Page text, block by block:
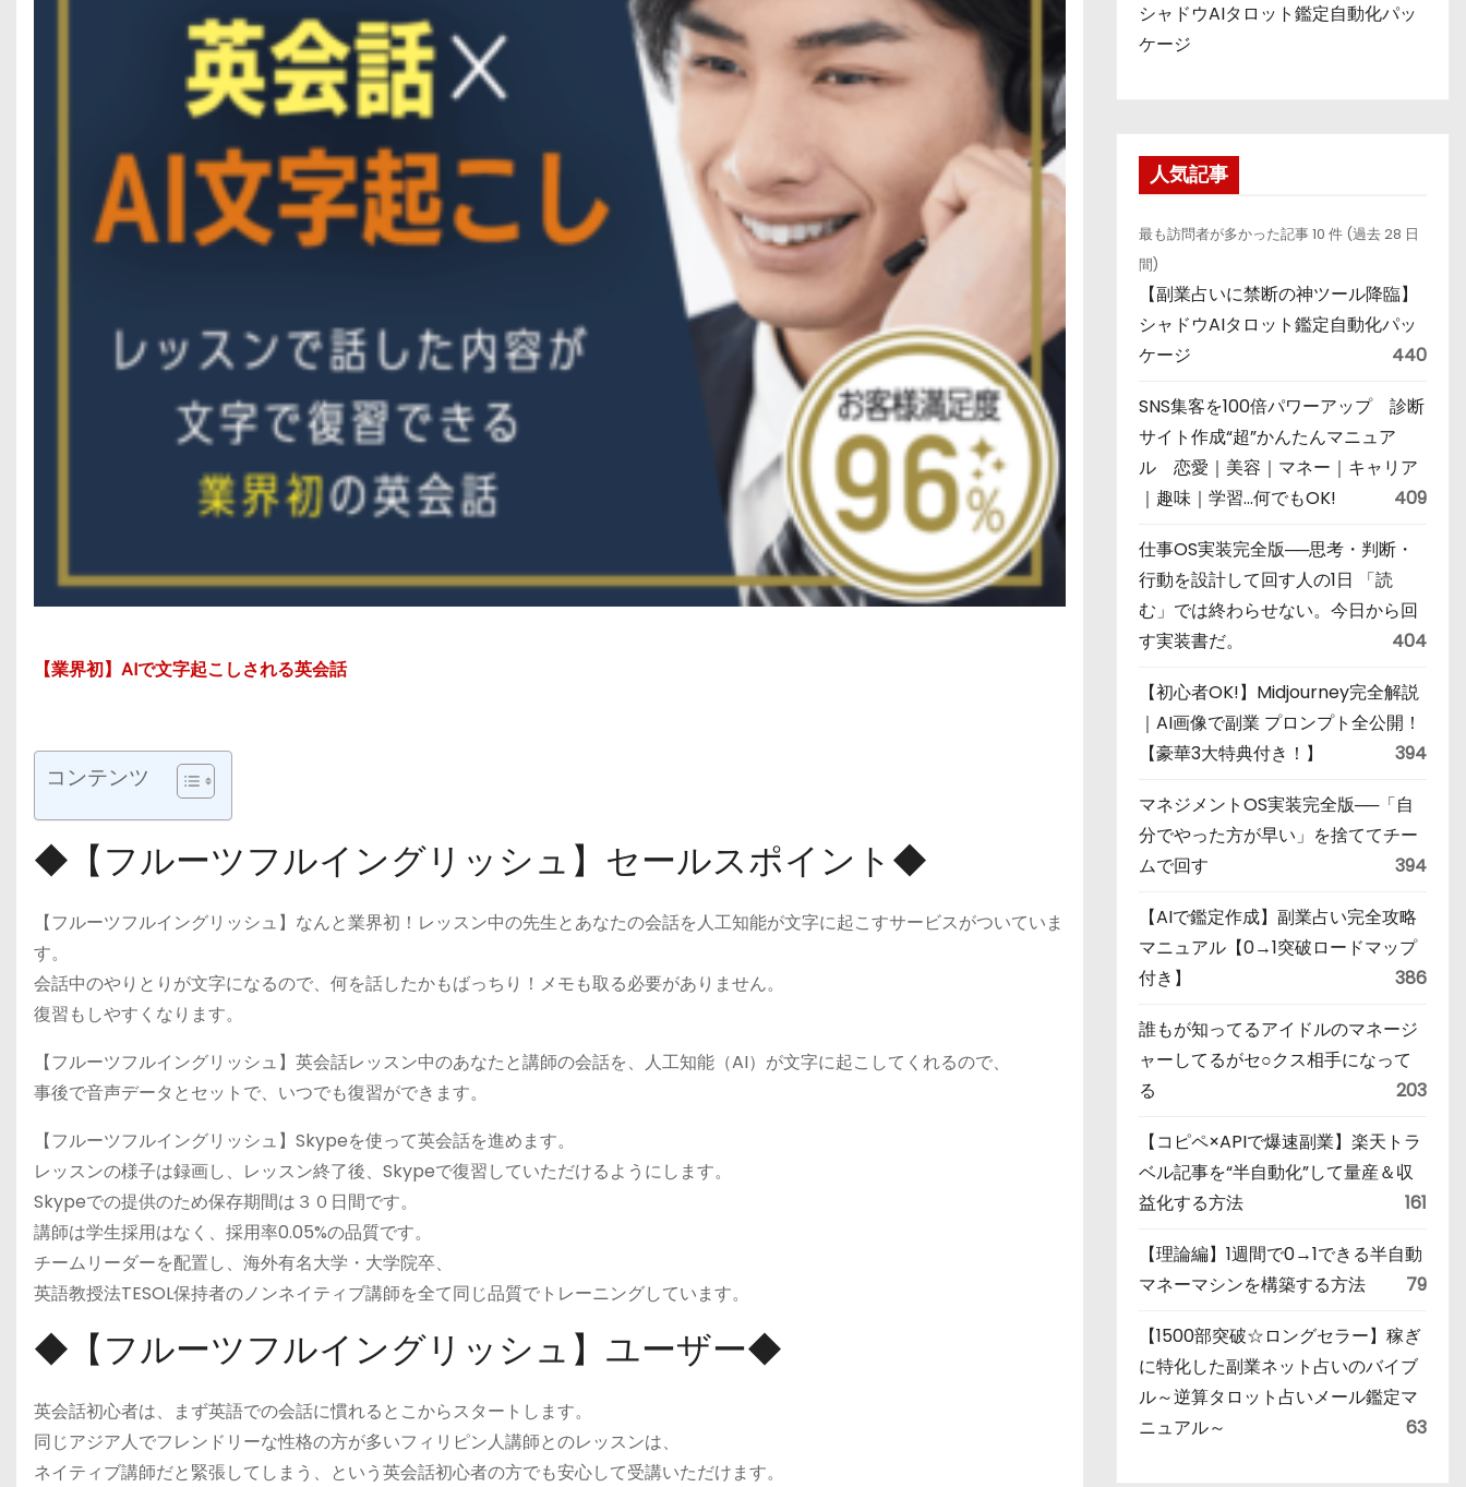
【業界初】AIで文字起こしされる英会話
コンテンツ
◆【フルーツフルイングリッシュ】セールスポイント◆
【フルーツフルイングリッシュ】なんと業界初！レッスン中の先生とあなたの会話を人工知能が文字に起こすサービスがついていま
す。
会話中のやりとりが文字になるので、何を話したかもばっちり！メモも取る必要がありません。
復習もしやすくなります。
【フルーツフルイングリッシュ】英会話レッスン中のあなたと講師の会話を、人工知能（AI）が文字に起こしてくれるので、
事後で音声データとセットで、いつでも復習ができます。
【フルーツフルイングリッシュ】Skypeを使って英会話を進めます。
レッスンの様子は録画し、レッスン終了後、Skypeで復習していただけるようにします。
Skypeでの提供のため保存期間は３０日間です。
講師は学生採用はなく、採用率0.05%の品質です。
チームリーダーを配置し、海外有名大学・大学院卒、
英語教授法TESOL保持者のノンネイティブ講師を全て同じ品質でトレーニングしています。
◆【フルーツフルイングリッシュ】ユーザー◆
英会話初心者は、まず英語での会話に慣れるとこからスタートします。
同じアジア人でフレンドリーな性格の方が多いフィリピン人講師とのレッスンは、
ネイティブ講師だと緊張してしまう、という英会話初心者の方でも安心して受講いただけます。
シャドウAIタロット鑑定自動化パッ
ケージ
人気記事
最も訪問者が多かった記事 10 件 (過去 28 日
間)
【副業占いに禁断の神ツール降臨】
シャドウAIタロット鑑定自動化パッ
ケージ
440
SNS集客を100倍パワーアップ 診断
サイト作成“超”かんたんマニュア
ル 恋愛｜美容｜マネー｜キャリア
｜趣味｜学習…何でもOK!
409
仕事OS実装完全版──思考・判断・
行動を設計して回す人の1日 「読
む」では終わらせない。今日から回
す実装書だ。
404
【初心者OK!】Midjourney完全解説
｜AI画像で副業 プロンプト全公開！
【豪華3大特典付き！】
394
マネジメントOS実装完全版──「自
分でやった方が早い」を捨ててチー
ムで回す
394
【AIで鑑定作成】副業占い完全攻略
マニュアル【0→1突破ロードマップ
付き】
386
誰もが知ってるアイドルのマネージ
ャーしてるがセ○クス相手になって
る
203
【コピペ×APIで爆速副業】楽天トラ
ベル記事を“半自動化”して量産＆収
益化する方法
161
【理論編】1週間で0→1できる半自動
マネーマシンを構築する方法
79
【1500部突破☆ロングセラー】稼ぎ
に特化した副業ネット占いのバイブ
ル～逆算タロット占いメール鑑定マ
ニュアル～
63